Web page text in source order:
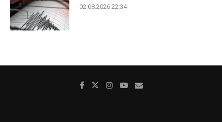
02.08.2026 22:34